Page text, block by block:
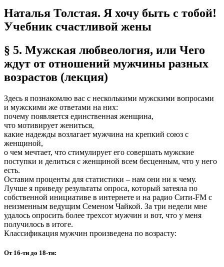
Наталья Толстая. Я хочу быть с тобой!
Учебник счастливой жены
§ 5. Мужская любвеология, или Чего
ждут от отношений мужчины разных
возрастов (лекция)
Здесь я познакомлю вас с несколькими мужскими вопросами
и мужскими же ответами на них:
почему появляется единственная женщина,
что мотивирует жениться,
какие надежды возлагает мужчина на крепкий союз с
женщиной,
о чем мечтает, что стимулирует его совершать мужские
поступки и делиться с женщиной всем бесценным, что у него
есть.
Оставим проценты для статистики – нам они ни к чему.
Лучше я приведу результаты опроса, который затеяла по
собственной инициативе в интернете и на радио Сити-FM с
неизменным ведущим Семеном Чайкой. За три недели мне
удалось опросить более трехсот мужчин и вот, что у меня
получилось в итоге.
Классификация мужчин произведена по возрасту:
От 16-ти до 18-ти: